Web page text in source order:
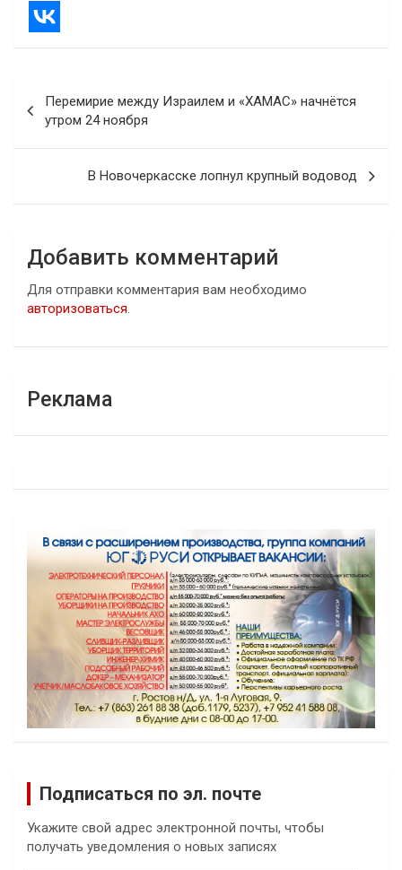
по
записям
Перемирие между Израилем и «ХАМАС» начнётся
утром 24 ноября
В Новочеркасске лопнул крупный водовод
Добавить комментарий
Для отправки комментария вам необходимо
авторизоваться.
Реклама
Подписаться по эл. почте
Укажите свой адрес электронной почты, чтобы
получать уведомления о новых записях